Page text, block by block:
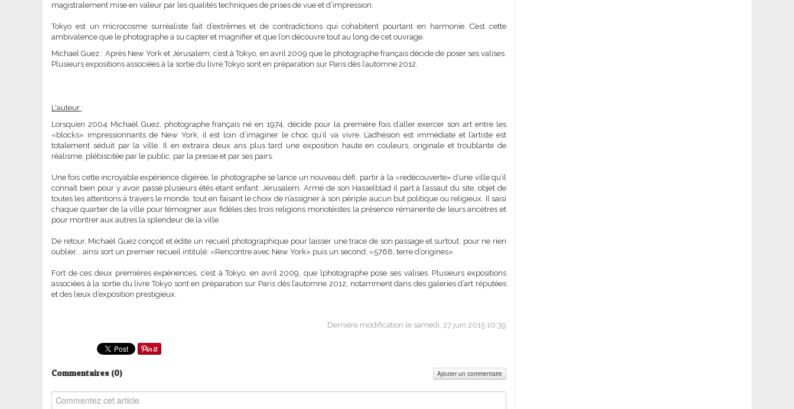
magistralement mise en valeur par les qualités techniques de prises de vue et d’impression.
Tokyo est un microcosme surréaliste fait d’extrêmes et de contradictions qui cohabitent pourtant en harmonie. C’est cette
ambivalence que le photographe a su capter et magnifier et que l’on découvre tout au long de cet ouvrage.
Michael Guez : Après New York et Jérusalem, c’est à Tokyo, en avril 2009 que le photographe français décide de poser ses valises.
Plusieurs expositions associées à la sortie du livre Tokyo sont en préparation sur Paris dès l’automne 2012.
L'auteur :
Lorsqu’en 2004 Michaël Guez, photographe français né en 1974, décide pour la première fois d’aller exercer son art entre les
«blocks» impressionnants de New York, il est loin d’imaginer le choc qu’il va vivre. L’adhésion est immédiate et l’artiste est
totalement séduit par la ville. Il en extraira deux ans plus tard une exposition haute en couleurs, originale et troublante de
réalisme, plébiscitée par le public, par la presse et par ses pairs.
Une fois cette incroyable expérience digérée, le photographe se lance un nouveau défi, partir à la «redécouverte» d’une ville qu’il
connaît bien pour y avoir passé plusieurs étés étant enfant: Jérusalem. Armé de son Hasselblad il part à l’assaut du site, objet de
toutes les attentions à travers le monde, tout en faisant le choix de n’assigner à son périple aucun but politique ou religieux. Il saisi
chaque quartier de la ville pour témoigner aux fidèles des trois religions monotéistes la présence rémanente de leurs ancètres et
pour montrer aux autres la splendeur de la ville.
De retour, Michaël Guez conçoit et édite un recueil photographique pour laisser une trace de son passage et surtout, pour ne rien
oublier... ainsi sort un premier recueil intitulé: «Rencontre avec New York» puis un second: «5768, terre d’origines».
Fort de ces deux premières expériences, c’est à Tokyo, en avril 2009, que lphotographe pose ses valises. Plusieurs expositions
associées à la sortie du livre Tokyo sont en préparation sur Paris dès l’automne 2012, notamment dans des galeries d’art réputées
et des lieux d’exposition prestigieux.
Dernière modification le samedi, 27 juin 2015 10:39
Commentaires (0) Ajouter un commentaire